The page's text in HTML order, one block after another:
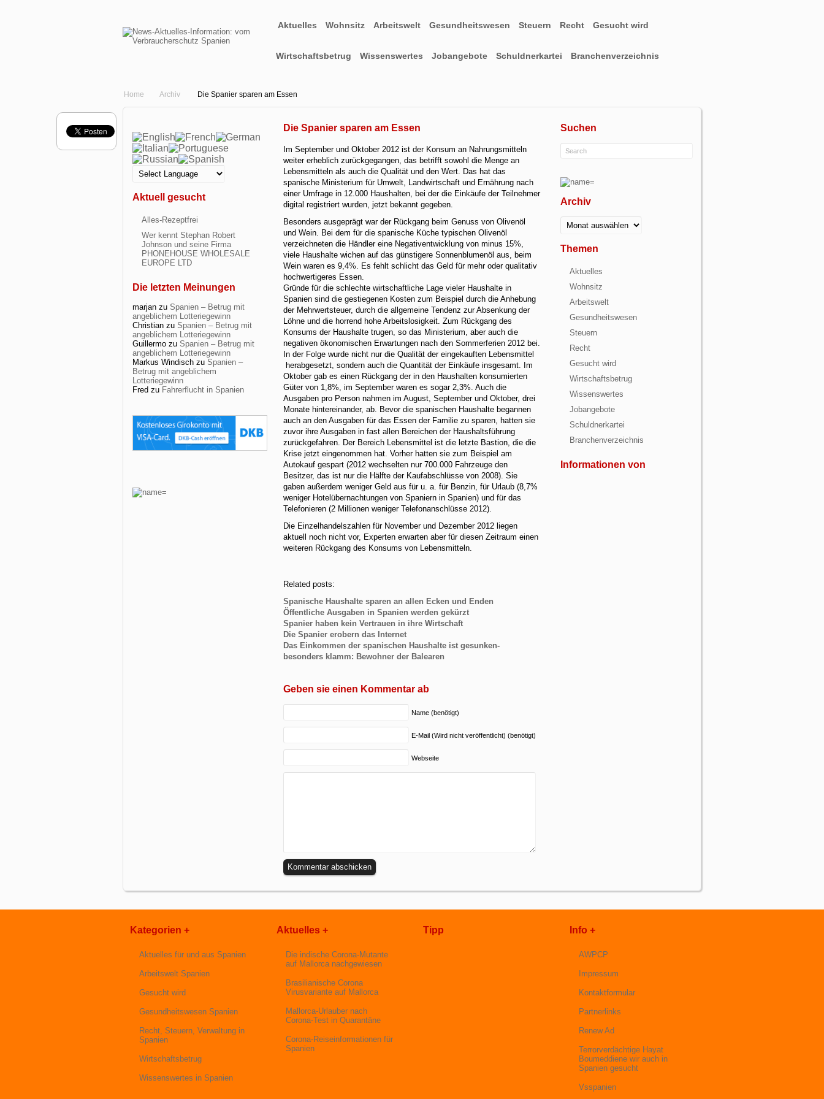
Aktuelles Wohnsitz Arbeitswelt Gesundheitswesen Steuern Recht Gesucht wird
Wirtschaftsbetrug Wissenswertes Jobangebote Schuldnerkartei Branchenverzeichnis
Home Archiv Die Spanier sparen am Essen
Aktuell gesucht
Alles-Rezeptfrei
Wer kennt Stephan Robert
Johnson und seine Firma
PHONEHOUSE WHOLESALE
EUROPE LTD
Die letzten Meinungen
marjan zu Spanien – Betrug mit
angeblichem Lotteriegewinn
Christian zu Spanien – Betrug mit
angeblichem Lotteriegewinn
Guillermo zu Spanien – Betrug mit
angeblichem Lotteriegewinn
Markus Windisch zu Spanien –
Betrug mit angeblichem
Lotteriegewinn
Fred zu Fahrerflucht in Spanien
Suchen
Archiv
Archiv
Themen
Aktuelles
Wohnsitz
Arbeitswelt
Gesundheitswesen
Steuern
Recht
Gesucht wird
Wirtschaftsbetrug
Wissenswertes
Jobangebote
Schuldnerkartei
Branchenverzeichnis
Informationen von
Die Spanier sparen am Essen
Im September und Oktober 2012 ist der Konsum an Nahrungsmitteln
weiter erheblich zurückgegangen, das betrifft sowohl die Menge an
Lebensmitteln als auch die Qualität und den Wert. Das hat das
spanische Ministerium für Umwelt, Landwirtschaft und Ernährung nach
einer Umfrage in 12.000 Haushalten, bei der die Einkäufe der Teilnehmer
digital registriert wurden, jetzt bekannt gegeben.
Besonders ausgeprägt war der Rückgang beim Genuss von Olivenöl
und Wein. Bei dem für die spanische Küche typischen Olivenöl
verzeichneten die Händler eine Negativentwicklung von minus 15%,
viele Haushalte wichen auf das günstigere Sonnenblumenöl aus, beim
Wein waren es 9,4%. Es fehlt schlicht das Geld für mehr oder qualitativ
hochwertigeres Essen.
Gründe für die schlechte wirtschaftliche Lage vieler Haushalte in
Spanien sind die gestiegenen Kosten zum Beispiel durch die Anhebung
der Mehrwertsteuer, durch die allgemeine Tendenz zur Absenkung der
Löhne und die horrend hohe Arbeitslosigkeit. Zum Rückgang des
Konsums der Haushalte trugen, so das Ministerium, aber auch die
negativen ökonomischen Erwartungen nach den Sommerferien 2012 bei.
In der Folge wurde nicht nur die Qualität der eingekauften Lebensmittel
herabgesetzt, sondern auch die Quantität der Einkäufe insgesamt. Im
Oktober gab es einen Rückgang der in den Haushalten konsumierten
Güter von 1,8%, im September waren es sogar 2,3%. Auch die
Ausgaben pro Person nahmen im August, September und Oktober, drei
Monate hintereinander, ab. Bevor die spanischen Haushalte begannen
auch an den Ausgaben für das Essen der Familie zu sparen, hatten sie
zuvor ihre Ausgaben in fast allen Bereichen der Haushaltsführung
zurückgefahren. Der Bereich Lebensmittel ist die letzte Bastion, die die
Krise jetzt eingenommen hat. Vorher hatten sie zum Beispiel am
Autokauf gespart (2012 wechselten nur 700.000 Fahrzeuge den
Besitzer, das ist nur die Hälfte der Kaufabschlüsse von 2008). Sie
gaben außerdem weniger Geld aus für u. a. für Benzin, für Urlaub (8,7%
weniger Hotelübernachtungen von Spaniern in Spanien) und für das
Telefonieren (2 Millionen weniger Telefonanschlüsse 2012).
Die Einzelhandelszahlen für November und Dezember 2012 liegen
aktuell noch nicht vor, Experten erwarten aber für diesen Zeitraum einen
weiteren Rückgang des Konsums von Lebensmitteln.
Related posts:
Spanische Haushalte sparen an allen Ecken und Enden
Öffentliche Ausgaben in Spanien werden gekürzt
Spanier haben kein Vertrauen in ihre Wirtschaft
Die Spanier erobern das Internet
Das Einkommen der spanischen Haushalte ist gesunken-
besonders klamm: Bewohner der Balearen
Geben sie einen Kommentar ab
Name (benötigt)
E-Mail (Wird nicht veröffentlicht) (benötigt)
Webseite
Kategorien +
Aktuelles für und aus Spanien
Arbeitswelt Spanien
Gesucht wird
Gesundheitswesen Spanien
Recht, Steuern, Verwaltung in
Spanien
Wirtschaftsbetrug
Wissenswertes in Spanien
Aktuelles +
Die indische Corona-Mutante
auf Mallorca nachgewiesen
Brasilianische Corona
Virusvariante auf Mallorca
Mallorca-Urlauber nach
Corona-Test in Quarantäne
Corona-Reiseinformationen für
Spanien
Tipp Info +
AWPCP
Impressum
Kontaktformular
Partnerlinks
Renew Ad
Terrorverdächtige Hayat
Boumeddiene wir auch in
Spanien gesucht
Vsspanien